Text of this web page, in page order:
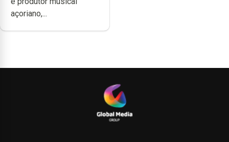
música”
açoriano,...